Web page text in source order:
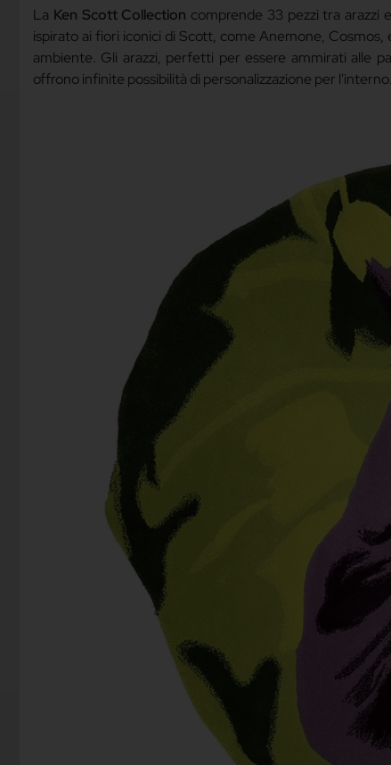
La Ken Scott Collection comprende 33 pezzi tra arazzi
ispirato ai fiori iconici di Scott, come Anemone,
ambiente. Gli arazzi, perfetti per essere ammirati alle
offrono infinite possibilità di personalizzazione per l'interno.